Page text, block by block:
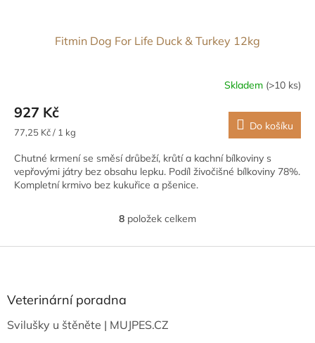
Fitmin Dog For Life Duck & Turkey 12kg
Skladem (>10 ks)
927 Kč
Měrná
77,25 Kč / 1 kg Do košíku
Chutné krmení se směsí drůbeží, krůtí a kachní bílkoviny s
vepřovými játry bez obsahu lepku. Podíl živočišné bílkoviny 78%.
Kompletní krmivo bez kukuřice a pšenice.
O
l
í
p
8 položek celkem
Z
aVeterinární poradna
Svilušky u štěněte | MUJPES.CZ